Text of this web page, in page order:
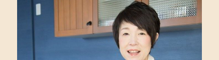
講師として必要なのは、英語力よりも、日本の家庭料
理についての知識と経験です。講座で必要な英語表現
は、簡単なものから始めて徐々に増やしていくので、
英語が苦手な方でも安心して受講できます。